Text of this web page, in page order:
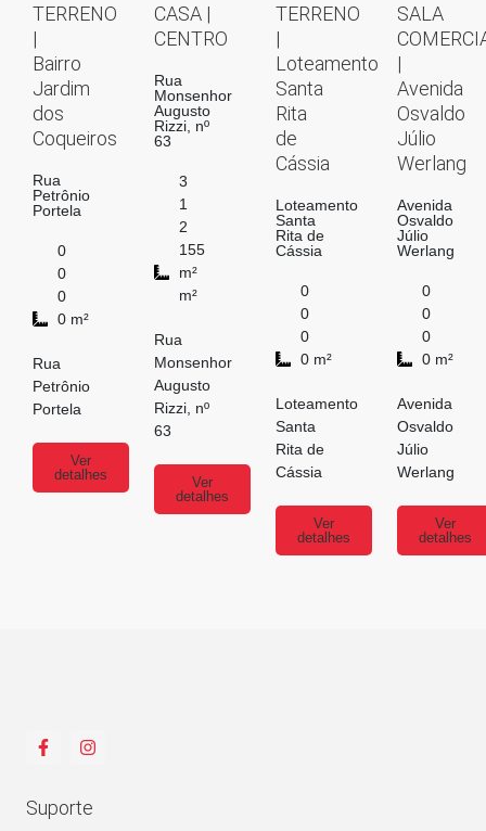
TERRENO
|
Bairro
Jardim
dos
Coqueiros
Rua
Petrônio
Portela
0
0
0
0 m²
Rua
Petrônio
Portela
Ver
detalhes
CASA |
CENTRO
Rua
Monsenhor
Augusto
Rizzi, nº
63
3
1
2
155
m²
m²
Rua
Monsenhor
Augusto
Rizzi, nº
63
Ver
detalhes
TERRENO
|
Loteamento
Santa
Rita
de
Cássia
Loteamento
Santa
Rita de
Cássia
0
0
0
0 m²
Loteamento
Santa
Rita de
Cássia
Ver
detalhes
SALA
|
Avenida
Osvaldo
Júlio
Werlang
Avenida
Osvaldo
Júlio
Werlang
0
0
0
0 m²
Avenida
Osvaldo
Júlio
Werlang
Ver
detalhes
Suporte